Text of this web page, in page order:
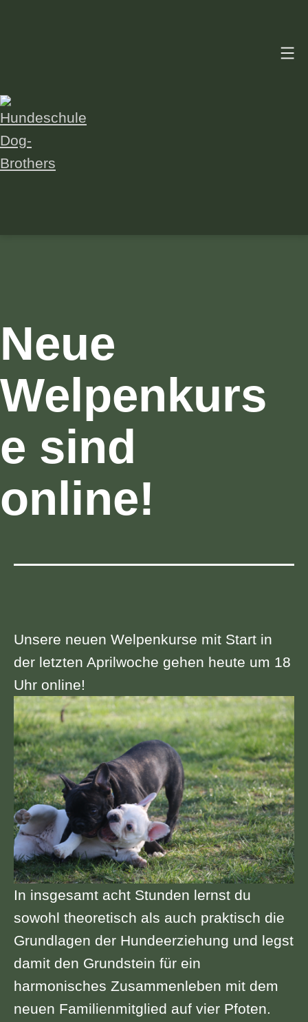
Neue
Welpenkurs
e sind
online!
Unsere neuen Welpenkurse mit Start in
der letzten Aprilwoche gehen heute um 18
Uhr online!
In insgesamt acht Stunden lernst du
sowohl theoretisch als auch praktisch die
Grundlagen der Hundeerziehung und legst
damit den Grundstein für ein
harmonisches Zusammenleben mit dem
neuen Familienmitglied auf vier Pfoten.